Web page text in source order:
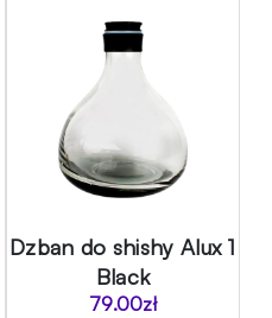
Dzban do shishy Alux 1
Black
79.00zł